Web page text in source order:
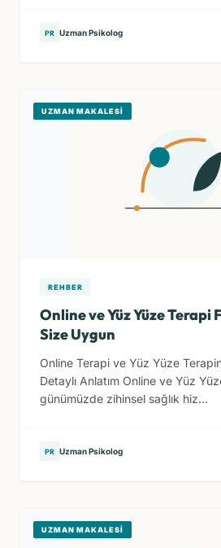
PR Uzman Psikolog
UZMAN MAKALESI
REHBER
Online ve Yüz Yüze Terapi
Size Uygun
Online Terapi ve Yüz Yüze
Detaylı Anlatım Online ve Yüz
günümüzde zihinsel sağlık hiz...
PR Uzman Psikolog
UZMAN MAKALESI